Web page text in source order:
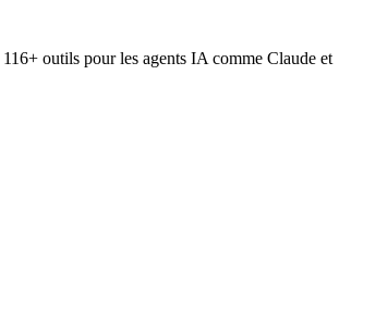
outils pour les agents IA comme Claude et